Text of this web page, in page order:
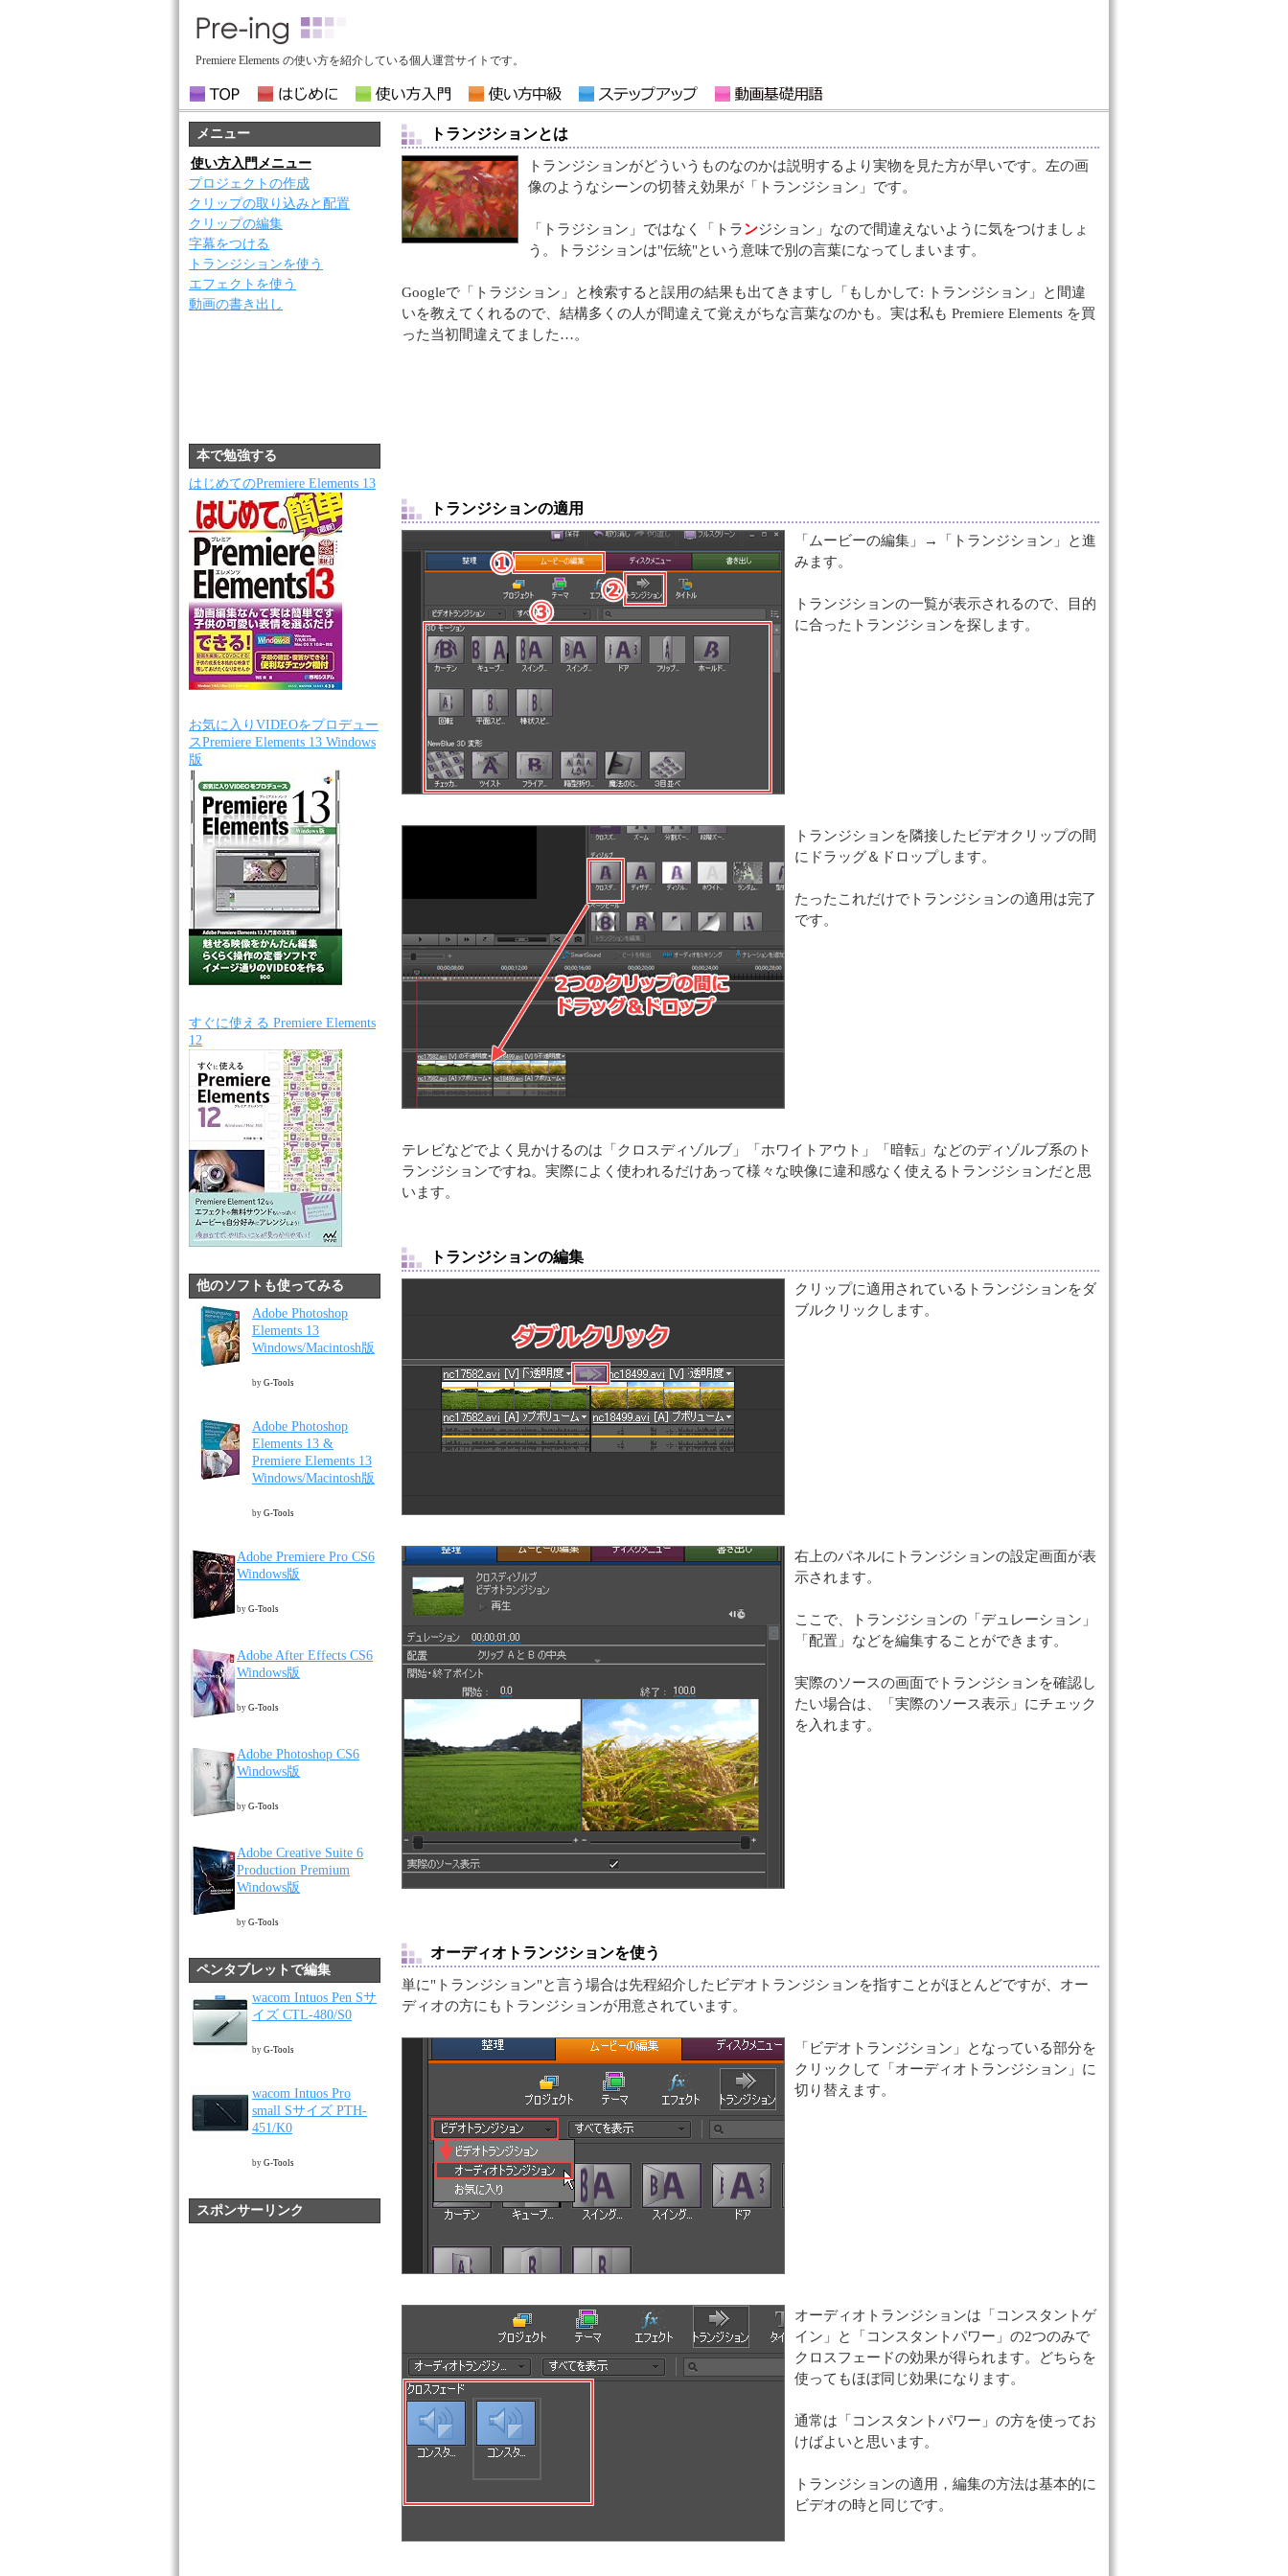
Premiere Elements の使い方を紹介している個人運営サイトです。
トランジションとは
トランジションがどういうものなのかは説明するより実物を見た方が早いです。左の画
像のようなシーンの切替え効果が「トランジション」です。
「トラジション」ではなく「トランジション」なので間違えないように気をつけましょ
う。トラジションは"伝統"という意味で別の言葉になってしまいます。
Googleで「トラジション」と検索すると誤用の結果も出てきますし「もしかして: トランジション」と間違
いを教えてくれるので、結構多くの人が間違えて覚えがちな言葉なのかも。実は私も Premiere Elements を買
った当初間違えてました…。
トランジションの適用
「ムービーの編集」→「トランジション」と進
みます。
トランジションの一覧が表示されるので、目的
に合ったトランジションを探します。
トランジションを隣接したビデオクリップの間
にドラッグ＆ドロップします。
たったこれだけでトランジションの適用は完了
です。
テレビなどでよく見かけるのは「クロスディゾルブ」「ホワイトアウト」「暗転」などのディゾルブ系のト
ランジションですね。実際によく使われるだけあって様々な映像に違和感なく使えるトランジションだと思
います。
トランジションの編集
クリップに適用されているトランジションをダ
ブルクリックします。
右上のパネルにトランジションの設定画面が表
示されます。
ここで、トランジションの「デュレーション」
「配置」などを編集することができます。
実際のソースの画面でトランジションを確認し
たい場合は、「実際のソース表示」にチェック
を入れます。
オーディオトランジションを使う
単に"トランジション"と言う場合は先程紹介したビデオトランジションを指すことがほとんどですが、オー
ディオの方にもトランジションが用意されています。
「ビデオトランジション」となっている部分を
クリックして「オーディオトランジション」に
切り替えます。
オーディオトランジションは「コンスタントゲ
イン」と「コンスタントパワー」の2つのみで
クロスフェードの効果が得られます。どちらを
使ってもほぼ同じ効果になります。
通常は「コンスタントパワー」の方を使ってお
けばよいと思います。
トランジションの適用，編集の方法は基本的に
ビデオの時と同じです。
メニュー
使い方入門メニュー
プロジェクトの作成
クリップの取り込みと配置
クリップの編集
字幕をつける
トランジションを使う
エフェクトを使う
動画の書き出し
本で勉強する
はじめてのPremiere Elements 13
お気に入りVIDEOをプロデュー
スPremiere Elements 13 Windows
版
すぐに使える Premiere Elements
12
他のソフトも使ってみる
Adobe Photoshop
Elements 13
Windows/Macintosh版
by G-Tools
Adobe Photoshop
Elements 13 &
Premiere Elements 13
Windows/Macintosh版
by G-Tools
Adobe Premiere Pro CS6
Windows版
by G-Tools
Adobe After Effects CS6
Windows版
by G-Tools
Adobe Photoshop CS6
Windows版
by G-Tools
Adobe Creative Suite 6
Production Premium
Windows版
by G-Tools
ペンタブレットで編集
wacom Intuos Pen Sサ
イズ CTL-480/S0
by G-Tools
wacom Intuos Pro
small Sサイズ PTH-
451/K0
by G-Tools
スポンサーリンク